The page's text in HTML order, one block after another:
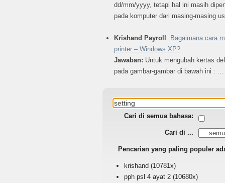
dd/mm/yyyy, tetapi hal ini masih
pada komputer dari masing-masing
Krishand Payroll: Bagaimana cara
printer – Windows XP?
Jawaban: Untuk mengubah kertas
pada gambar-gambar di bawah ini : ...
Cari di semua bahasa:
Cari di ...
Pencarian yang paling populer
krishand (10781x)
pph psl 4 ayat 2 (10680x)